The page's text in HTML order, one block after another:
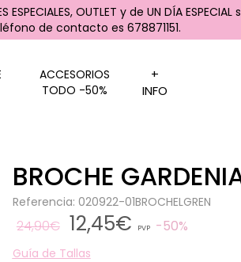
OUTLET y de UN DÍA
de contacto es 678871151.
ACCESORIOS
TODO -50%
+
INFO
BROCHE
Referencia: 020922-01BROCHELGREN
24,90€ 12,45€ PVP 50%
Guía de Tallas